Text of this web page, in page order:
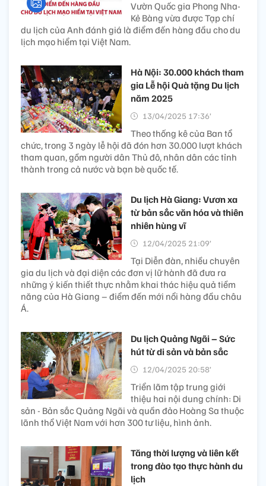
Vườn Quốc gia Phong Nha-
Kẻ Bàng vừa được Tạp chí
du lịch của Anh đánh giá là điểm đến hàng đầu cho du
lịch mạo hiểm tại Việt Nam.
Hà Nội: 30.000 khách tham
gia Lễ hội Quà tặng Du lịch
năm 2025
13/04/2025 17:36’
Theo thống kê của Ban tổ
chức, trong 3 ngày lễ hội đã đón hơn 30.000 lượt khách
tham quan, gồm người dân Thủ đô, nhân dân các tỉnh
thành trong cả nước và bạn bè quốc tế.
Du lịch Hà Giang: Vươn xa
từ bản sắc văn hóa và thiên
nhiên hùng vĩ
12/04/2025 21:09’
Tại Diễn đàn, nhiều chuyên
gia du lịch và đại diện các đơn vị lữ hành đã đưa ra
những ý kiến thiết thực nhằm khai thác hiệu quả tiềm
năng của Hà Giang – điểm đến mới nổi hàng đầu châu
Á.
Du lịch Quảng Ngãi – Sức
hút từ di sản và bản sắc
12/04/2025 20:58’
Triển lãm tập trung giới
thiệu hai nội dung chính: Di
sản - Bản sắc Quảng Ngãi và quần đảo Hoàng Sa thuộc
lãnh thổ Việt Nam với hơn 300 tư liệu, hình ảnh.
Tăng thời lượng và liên kết
trong đào tạo thực hành du
lịch